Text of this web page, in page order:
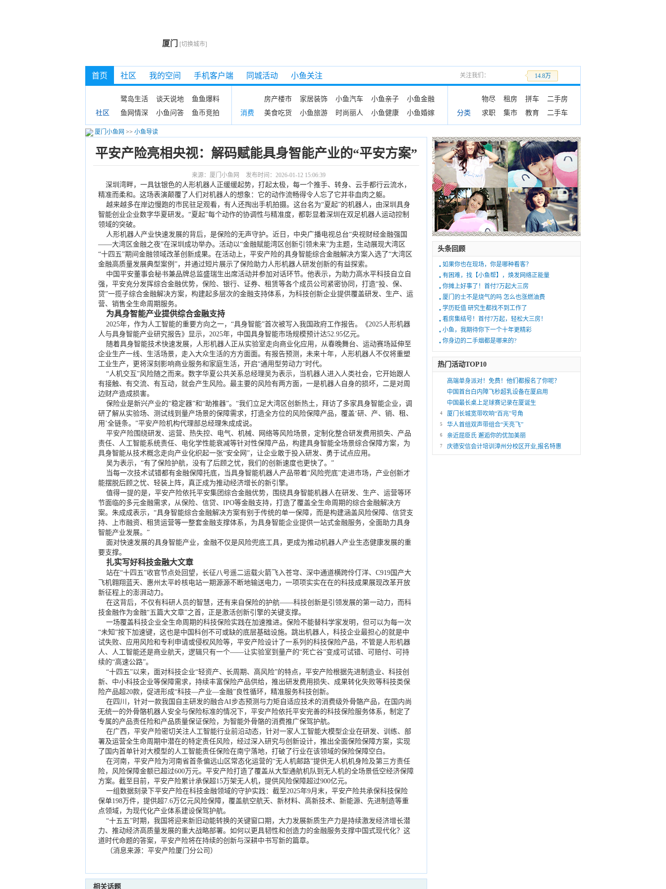
厦门 [切换城市]
首页 社区 我的空间 手机客户端 同城活动 小鱼关注 关注我们： 14.8万
社区
鹭岛生活 谈天说地
鱼鱼爆料
鱼网情深
小鱼问答 鱼币竞拍 消费
房产楼市 家居装饰 小鱼汽车 小鱼亲子
小鱼金融
美食吃货
小鱼旅游 时尚丽人 小鱼健康 小鱼婚嫁 分类
物尽 租房 拼车
二手房
求职
集市 教育 二手车
厦门小鱼网 >> 小鱼导读
平安产险亮相央视：解码赋能具身智能产业的“平安方案”
来源：厦门小鱼网 发布时间：2026-01-12 15:06:39
深圳湾畔，一具钛银色的人形机器人正缓缓起势，打起太极，每一个推手、转身、云手都行云流水，
精准而柔和。这场表演颠覆了人们对机器人的想象：它的动作流畅得令人忘了它并非血肉之躯。
越来越多在岸边慢跑的市民驻足观看，有人还掏出手机拍摄。这台名为“夏起”的机器人，由深圳具身
智能创业企业数字华夏研发。“夏起”每个动作的协调性与精准度，都彰显着深圳在双足机器人运动控制
领域的突破。
人形机器人产业快速发展的背后，是保险的无声守护。近日，中央广播电视总台“央视财经金融强国
——大湾区金融之夜”在深圳成功举办。活动以“金融赋能湾区创新引领未来”为主题，生动展现大湾区
“十四五”期间金融领域改革创新成果。在活动上，平安产险的具身智能综合金融解决方案入选了“大湾区
金融高质量发展典型案例”，并通过短片展示了保险助力人形机器人研发创新的有益探索。
中国平安董事会秘书兼品牌总监盛瑞生出席活动并参加对话环节。他表示，为助力高水平科技自立自
强，平安充分发挥综合金融优势，保险、银行、证券、租赁等各个成员公司紧密协同，打造“投、保、
贷”一揽子综合金融解决方案，构建起多层次的金融支持体系，为科技创新企业提供覆盖研发、生产、运
营、销售全生命周期服务。
为具身智能产业提供综合金融支持
2025年，作为人工智能的重要方向之一，“具身智能”首次被写入我国政府工作报告。《2025人形机器
人与具身智能产业研究报告》显示，2025年，中国具身智能市场规模预计达52.95亿元。
随着具身智能技术快速发展，人形机器人正从实验室走向商业化应用，从春晚舞台、运动赛场延伸至
企业生产一线、生活场景，走入大众生活的方方面面。有报告预测，未来十年，人形机器人不仅将重塑
工业生产，更将深刻影响商业服务和家庭生活，开启“通用型劳动力”时代。
“人机交互”风险随之而来。数字华夏公共关系总经理吴为表示，当机器人进入人类社会，它开始跟人
有接触、有交流、有互动，就会产生风险。最主要的风险有两方面，一是机器人自身的损坏，二是对周
边财产造成损害。
保险业是新兴产业的“稳定器”和“助推器”。“我们立足大湾区创新热土，拜访了多家具身智能企业，调
研了解从实验场、测试线到量产场景的保障需求，打造全方位的风险保障产品，覆盖‘研、产、销、租、
用’全链条。”平安产险机构代理部总经理朱成成说。
平安产险围绕研发、运营、热失控、电气、机械、网络等风险场景，定制化整合研发费用损失、产品
责任、人工智能系统责任、电化学性能衰减等针对性保障产品，构建具身智能全场景综合保障方案，为
具身智能从技术概念走向产业化织起一张“安全网”，让企业敢于投入研发、勇于试点应用。
吴为表示，“有了保险护航，没有了后顾之忧，我们的创新速度也更快了。”
当每一次技术试错都有金融保障托底，当具身智能机器人产品带着“风险兜底”走进市场，产业创新才
能摆脱后顾之忧、轻装上阵，真正成为推动经济增长的新引擎。
值得一提的是，平安产险依托平安集团综合金融优势，围绕具身智能机器人在研发、生产、运营等环
节面临的多元金融需求，从保险、信贷、IPO等金融支持，打造了覆盖全生命周期的综合金融解决方
案。朱成成表示，“具身智能综合金融解决方案有别于传统的单一保障，而是构建涵盖风险保障、信贷支
持、上市融资、租赁运营等一整套金融支撑体系，为具身智能企业提供一站式金融服务，全面助力具身
智能产业发展。”
面对快速发展的具身智能产业，金融不仅是风险兜底工具，更成为推动机器人产业生态健康发展的重
要支撑。
扎实写好科技金融大文章
站在“十四五”收官节点处回望，长征八号遥二运载火箭飞入苍穹、深中通道横跨伶仃洋、C919国产大
飞机翱翔蓝天、惠州太平岭核电站一期源源不断地输送电力，一项项实实在在的科技成果展现改革开放
新征程上的澎湃动力。
在这背后，不仅有科研人员的智慧，还有来自保险的护航——科技创新是引领发展的第一动力，而科
技金融作为金融“五篇大文章”之首，正是激活创新引擎的关键支撑。
一场覆盖科技企业全生命周期的科技保险实践在加速推进。保险不能替科学家发明，但可以为每一次
“未知”按下加速键，这也是中国科创不可或缺的底层基础设施。跳出机器人，科技企业最担心的就是中
试失败、应用风险和专利申请或侵权风险等，平安产险设计了一系列的科技保险产品，不管是人形机器
人、人工智能还是商业航天，逻辑只有一个——让实验室到量产的“死亡谷”变成可试错、可赔付、可持
续的“高速公路”。
“十四五”以来，面对科技企业“轻资产、长周期、高风险”的特点，平安产险根据先进制造业、科技创
新、中小科技企业等保障需求，持续丰富保险产品供给，推出研发费用损失、成果转化失败等科技类保
险产品超20款，促进形成“科技—产业—金融”良性循环，精准服务科技创新。
在四川，针对一款我国自主研发的融合AI步态预测与力矩自适应技术的消费级外骨骼产品，在国内尚
无统一的外骨骼机器人安全与保险标准的情况下，平安产险依托平安完善的科技保险服务体系，制定了
专属的产品责任险和产品质量保证保险，为智能外骨骼的消费推广保驾护航。
在广西，平安产险密切关注人工智能行业前沿动态，针对一家人工智能大模型企业在研发、训练、部
署及运营全生命周期中潜在的特定责任风险，经过深入研究与创新设计，推出全面保险保障方案，实现
了国内首单针对大模型的人工智能责任保险在南宁落地，打破了行业在该领域的保险保障空白。
在河南，平安产险为河南省首条偏远山区常态化运营的“无人机邮路”提供无人机机身险及第三方责任
险，风险保障金额已超过600万元。平安产险打造了覆盖从大型通航机队到无人机的全场景低空经济保障
方案。截至目前，平安产险累计承保超15万架无人机，提供风险保障超过900亿元。
一组数据刻录下平安产险在科技金融领域的守护实践：截至2025年9月末，平安产险共承保科技保险
保单198万件，提供超7.6万亿元风险保障，覆盖航空航天、新材料、高新技术、新能源、先进制造等重
点领域，为现代化产业体系建设保驾护航。
“十五五”时期，我国将迎来新旧动能转换的关键窗口期，大力发展新质生产力是持续激发经济增长潜
力、推动经济高质量发展的重大战略部署。如何以更具韧性和创造力的金融服务支撑中国式现代化？这
道时代命题的答案，平安产险将在持续的创新与深耕中书写新的篇章。
（消息来源：平安产险厦门分公司）
相关话题
头条回顾
· 如果你也在现场，你是哪种看客？
· 有困难，找【小鱼帮】，焕发网络正能量
· 你摊上好事了！首付7万起大三房
· 厦门的士不是烧气的吗 怎么也涨燃油费
· 学历贬值 研究生都找不到工作了
· 看房集结号！首付7万起，轻松大三房！
· 小鱼，我期待你下一个十年更精彩
· 你身边的二手烟都是哪来的?
热门活动TOP10
高端单身派对！免费！他们都报名了你呢？
中国首台白内障飞秒超乳设备在厦启用
中国最长桌上足球赛记录在厦诞生
4 厦门长城宽带吹响“百兆”号角
5 华人首组双声带组合“天亮飞”
6 亲近屈臣氏 邂逅你的优加美丽
7 庆德安信会计培训漳州分校区开业,报名特惠